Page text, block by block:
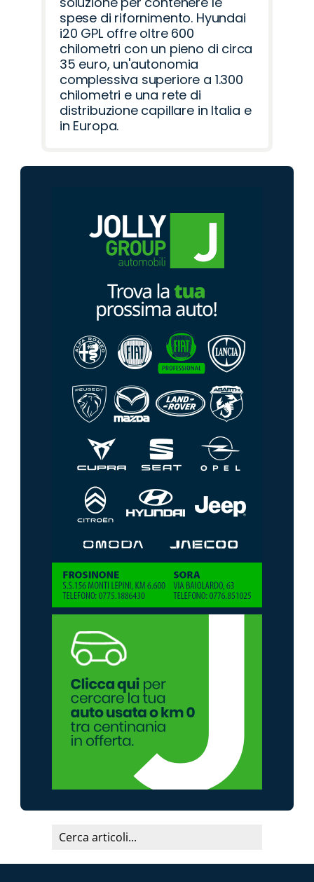
spese di rifornimento. Hyundai
i20 GPL offre oltre 600
chilometri con un pieno di circa
35 euro, un'autonomia
complessiva superiore a 1.300
chilometri e una rete di
distribuzione capillare in Italia e
in Europa.